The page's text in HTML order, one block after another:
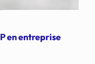
en entreprise